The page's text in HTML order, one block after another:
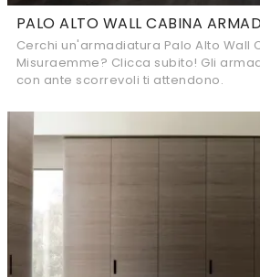
PALO ALTO WALL CABINA
Cerchi un'armadiatura Palo Alto Wall
Misuraemme? Clicca subito! Gli
con ante scorrevoli ti attendono.